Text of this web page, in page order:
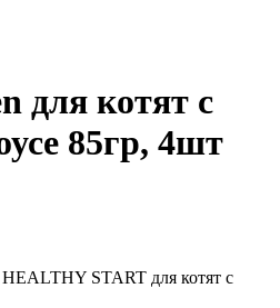
для котят с
85гр, 4шт
START для котят с